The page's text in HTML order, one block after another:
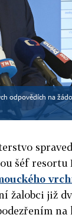
odpovědích na
šéf resortu
žalobci již
na